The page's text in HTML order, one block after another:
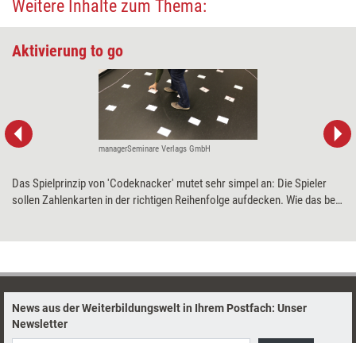
Weitere Inhalte zum Thema:
Aktivierung to go
managerSeminare Verlags GmbH
Das Spielprinzip von 'Codeknacker' mutet sehr simpel an: Die Spieler
sollen Zahlenkarten in der richtigen Reihenfolge aufdecken. Wie das bei
News aus der Weiterbildungswelt in Ihrem Postfach: Unser
Newsletter